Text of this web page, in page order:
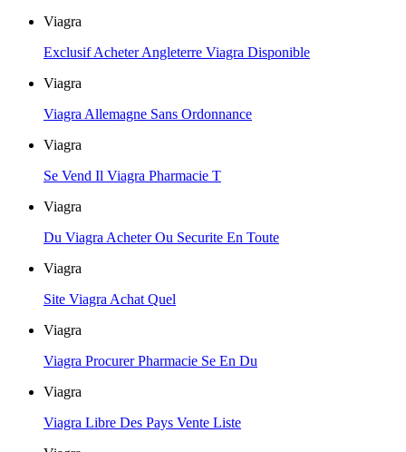
Viagra
Exclusif Acheter Angleterre Viagra Disponible
Viagra
Viagra Allemagne Sans Ordonnance
Viagra
Se Vend Il Viagra Pharmacie T
Viagra
Du Viagra Acheter Ou Securite En Toute
Viagra
Site Viagra Achat Quel
Viagra
Viagra Procurer Pharmacie Se En Du
Viagra
Viagra Libre Des Pays Vente Liste